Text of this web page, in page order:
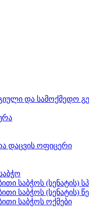
და სამოქმედო
დაცვის ოფიცერი
საბჭოს (სენატის)
საბჭოს (სენატის)
საბჭოს ოქმები